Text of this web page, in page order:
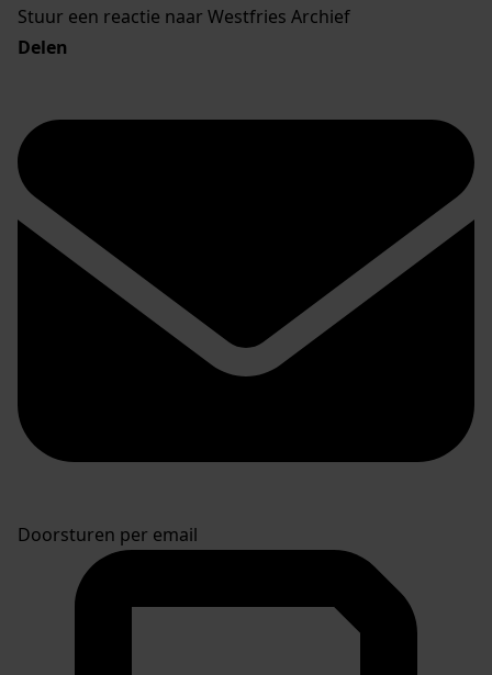
Stuur een reactie naar Westfries Archief
Delen
Doorsturen per email